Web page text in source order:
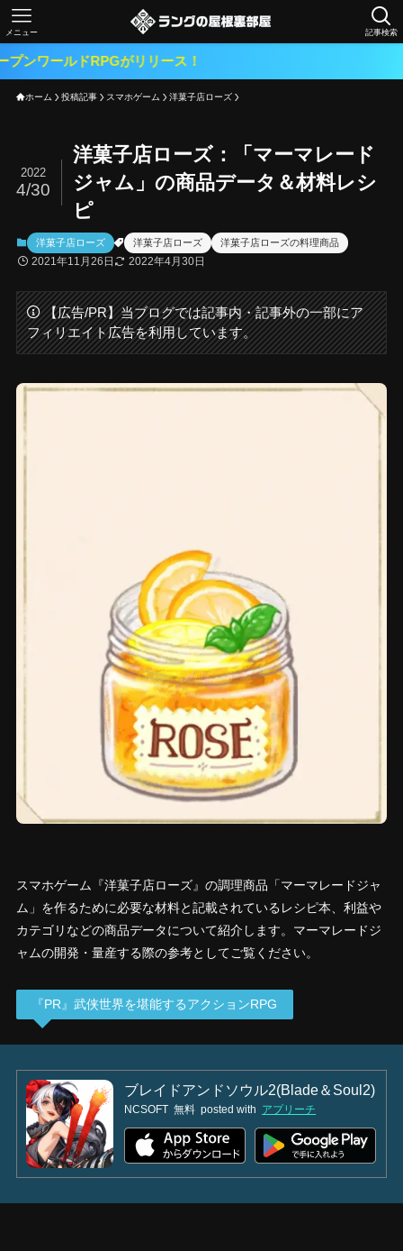
記事検索
メニュー
がリリース！
ホーム 投稿記事 スマホゲーム 洋菓子店ローズ
洋菓子店ローズ：「マーマレード
ジャム」の商品データ＆材料レシ
ピ
2022
4/30
洋菓子店ローズ 洋菓子店ローズ 洋菓子店ローズの料理商品
2021年11月26日 2022年4月30日
【広告/PR】当ブログでは記事内・記事外の一部にア
フィリエイト広告を利用しています。
スマホゲーム『洋菓子店ローズ』の調理商品「マーマレードジャ
ム」を作るために必要な材料と記載されているレシピ本、利益や
カテゴリなどの商品データについて紹介します。マーマレードジ
ャムの開発・量産する際の参考としてご覧ください。
『PR』武侠世界を堪能するアクションRPG
ブレイドアンドソウル2(Blade＆Soul2)
NCSOFT 無料 posted with アプリーチ